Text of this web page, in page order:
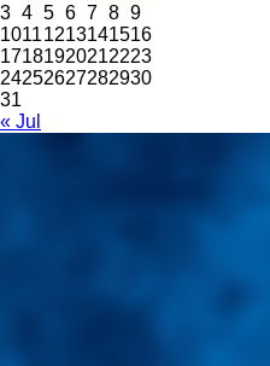
3 4 5 6 7 8 9
10111213141516
17181920212223
24252627282930
31
« Jul